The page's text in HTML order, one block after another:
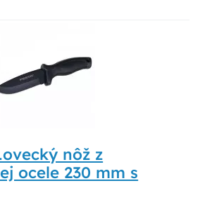
nôž z
ocele 230 mm s